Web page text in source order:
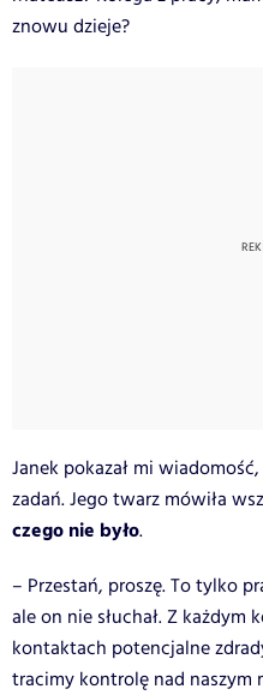
znowu dzieje?
Janek pokazał mi
zadań. Jego twarz mówiła
czego nie było.
– Przestań, proszę. To tylko
ale on nie słuchał. Z
kontaktach potencjalne
tracimy kontrolę nad naszym